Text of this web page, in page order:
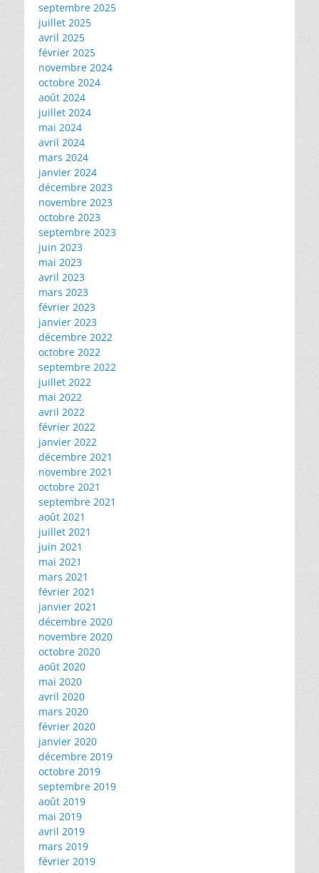
septembre 2025
juillet 2025
avril 2025
février 2025
novembre 2024
octobre 2024
août 2024
juillet 2024
mai 2024
avril 2024
mars 2024
janvier 2024
décembre 2023
novembre 2023
octobre 2023
septembre 2023
juin 2023
mai 2023
avril 2023
mars 2023
février 2023
janvier 2023
décembre 2022
octobre 2022
septembre 2022
juillet 2022
mai 2022
avril 2022
février 2022
janvier 2022
décembre 2021
novembre 2021
octobre 2021
septembre 2021
août 2021
juillet 2021
juin 2021
mai 2021
mars 2021
février 2021
janvier 2021
décembre 2020
novembre 2020
octobre 2020
août 2020
mai 2020
avril 2020
mars 2020
février 2020
janvier 2020
décembre 2019
octobre 2019
septembre 2019
août 2019
mai 2019
avril 2019
mars 2019
février 2019